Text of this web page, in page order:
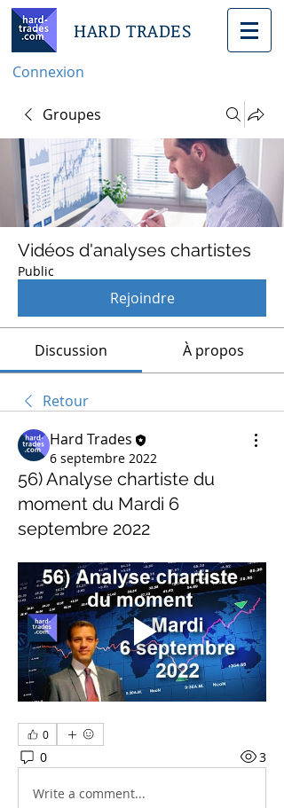
HARD TRADES
Connexion
Groupes
Vidéos d'analyses chartistes
Public
Rejoindre
Discussion À propos
Retour
Hard Trades
6 septembre 2022
56) Analyse chartiste du
moment du Mardi 6
septembre 2022
0
0 3
Write a comment...